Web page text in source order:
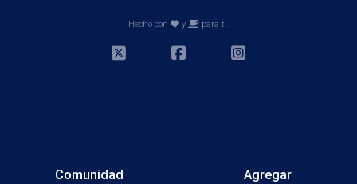
Hecho con y para ti.
Comunidad Agregar